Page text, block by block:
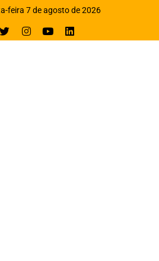
feira 7 de agosto de 2026